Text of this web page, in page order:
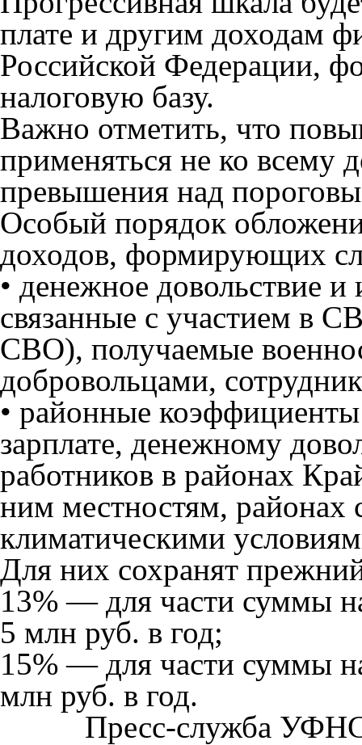
плате и другим доходам
Российской Федерации,
налоговую базу.
Важно отметить, что
применяться не ко всему
превышения над
Особый порядок
доходов, формирующих
• денежное довольствие
связанные с участием в
СВО), получаемые
добровольцами,
• районные
зарплате, денежному
работников в районах
ним местностям, районах
климатическими
Для них сохранят
13% — для части суммы
5 млн руб. в год;
15% — для части суммы
млн руб. в год.
Пресс-служба